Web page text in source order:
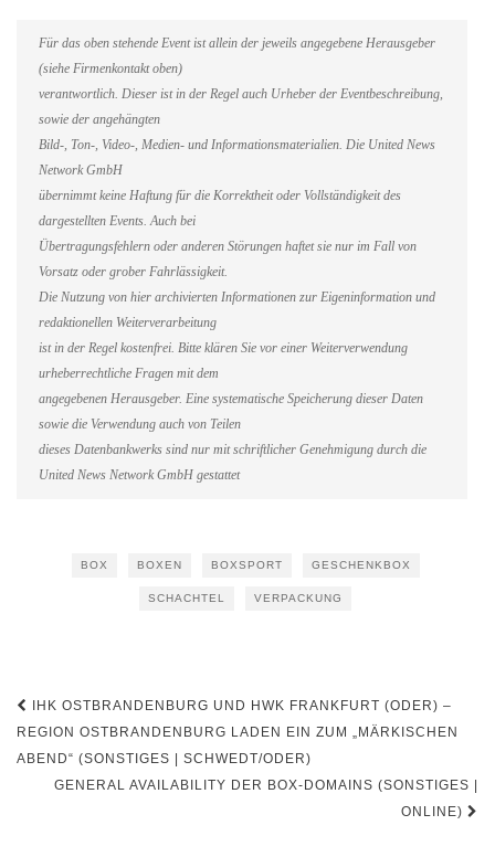
Für das oben stehende Event ist allein der jeweils angegebene Herausgeber
(siehe Firmenkontakt oben)
verantwortlich. Dieser ist in der Regel auch Urheber der Eventbeschreibung,
sowie der angehängten
Bild-, Ton-, Video-, Medien- und Informationsmaterialien. Die United News
Network GmbH
übernimmt keine Haftung für die Korrektheit oder Vollständigkeit des
dargestellten Events. Auch bei
Übertragungsfehlern oder anderen Störungen haftet sie nur im Fall von
Vorsatz oder grober Fahrlässigkeit.
Die Nutzung von hier archivierten Informationen zur Eigeninformation und
redaktionellen Weiterverarbeitung
ist in der Regel kostenfrei. Bitte klären Sie vor einer Weiterverwendung
urheberrechtliche Fragen mit dem
angegebenen Herausgeber. Eine systematische Speicherung dieser Daten
sowie die Verwendung auch von Teilen
dieses Datenbankwerks sind nur mit schriftlicher Genehmigung durch die
United News Network GmbH gestattet
BOX BOXEN BOXSPORT GESCHENKBOX
SCHACHTEL VERPACKUNG
Beitragsnavigation
IHK OSTBRANDENBURG UND HWK FRANKFURT (ODER) –
REGION OSTBRANDENBURG LADEN EIN ZUM „MÄRKISCHEN
ABEND“ (SONSTIGES | SCHWEDT/ODER)
GENERAL AVAILABILITY DER BOX-DOMAINS (SONSTIGES |
ONLINE)